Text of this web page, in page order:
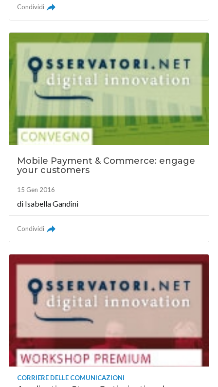
Condividi
Mobile Payment & Commerce: engage
your customers
15 Gen 2016
di Isabella Gandini
Condividi
CORRIERE DELLE COMUNICAZIONI